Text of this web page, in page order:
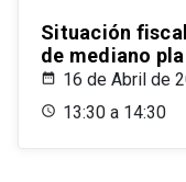
Situación
de mediano
16 de Abril de
13:30 a 14:30